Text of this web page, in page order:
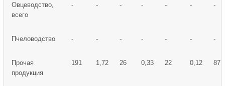
Овцеводство,
всего
- - - - - - -
Пчеловодство - - - - - - -
Прочая
продукция
191 1,72 26 0,33 22 0,12 87